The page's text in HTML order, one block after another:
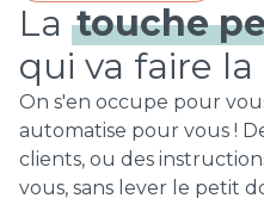
La touche
qui va faire
On s'en occupe pour
automatise pour vous !
clients, ou des
vous, sans lever le petit